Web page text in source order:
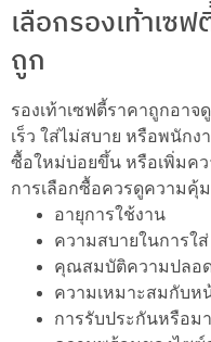
เลือกรองเท้าเซ
ถูก
รองเท้าเซฟตี้ราคาถูกอา
เร็ว ใส่ไม่สบาย หรือพนักง
ซื้อใหม่บ่อยขึ้น หรือเพิ่มคว
การเลือกซื้อควรดูความคุ้
อายุการใช้งาน
ความสบายในการใส่
คุณสมบัติความปลอ
ความเหมาะสมกับห
การรับประกันหรือม